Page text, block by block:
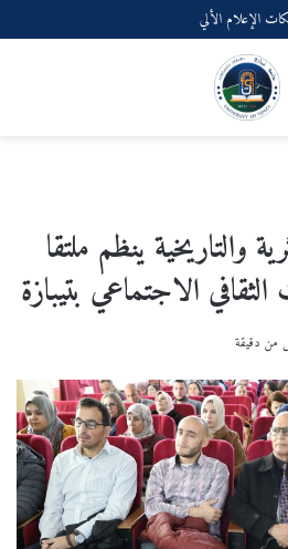
الإعلام الألي
والتاريخية ينظم ملتقا
الاجتماعي بتيبازة
من دقيقة